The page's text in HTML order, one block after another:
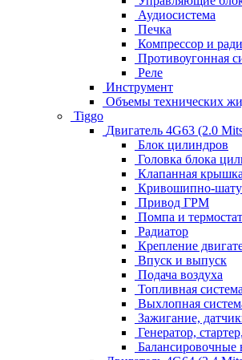
Аудиосистема
Печка
Компрессор и
Противоугонная
Реле
Инструмент
Объемы технических
Tiggo
Двигатель 4G63 (2.0
Блок цилиндров
Головка блока
Клапанная крышка
Кривошипно-
Привод ГРМ
Помпа и термостат
Радиатор
Крепление
Впуск и выпуск
Подача воздуха
Топливная система
Выхлопная
Зажигание,
Генератор,
Балансировочные